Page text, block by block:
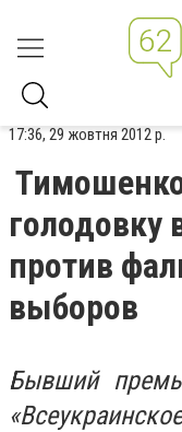
17:36, 29 жовтня 2012 р.
голодовку
против
выборов
Бывший